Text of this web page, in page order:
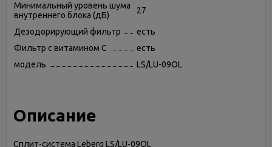
Минимальный уровень шума
внутреннего блока (дБ)
27
Дезодорирующий фильтр
есть
Фильтр с витамином С
есть
модель
LS/LU-09OL
Описание
Сплит-система Leberg LS/LU-09OL